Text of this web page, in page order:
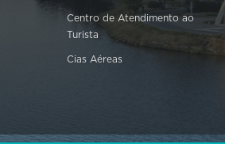
Centro de Atendimento ao
Turista
Cias Aéreas